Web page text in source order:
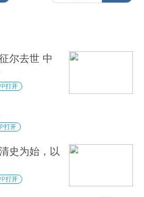
尔去世 中
打开
打开
史为始，以
打开